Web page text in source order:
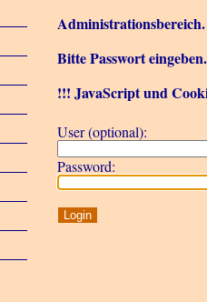
Administrationsbereich.
Bitte Passwort eingeben.
!!! JavaScript und
User (optional):
Password: